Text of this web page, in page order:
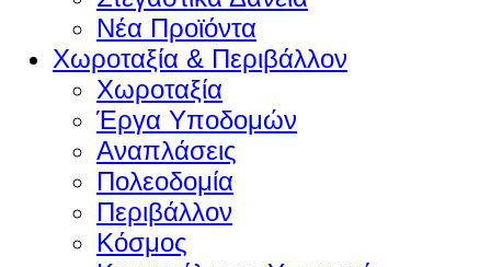
Νέα Προϊόντα
Χωροταξία & Περιβάλλον
Χωροταξία
Έργα Υποδομών
Αναπλάσεις
Πολεοδομία
Περιβάλλον
Κόσμος